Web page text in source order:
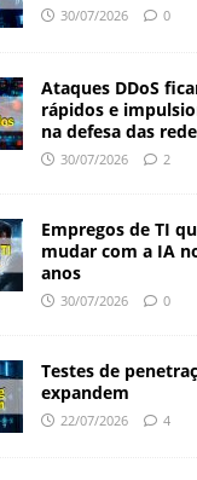
30/07/2026 0
Ataques DDoS
rápidos e
na defesa das
30/07/2026 2
Empregos de TI
mudar com a IA
anos
30/07/2026 0
Testes de
expandem
22/07/2026 4